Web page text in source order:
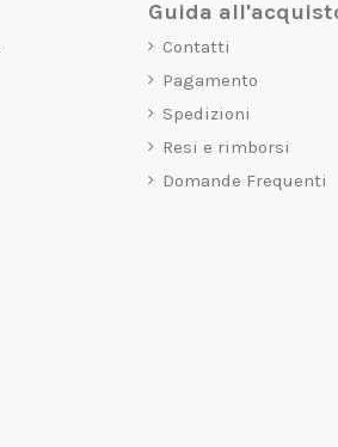
Guida
Contatti
Pagamento
Spedizioni
Resi e rimborsi
Domande Frequenti